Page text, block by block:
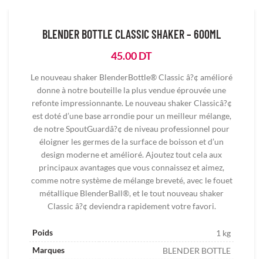
BLENDER BOTTLE CLASSIC SHAKER – 600ML
45.00DT
Le nouveau shaker BlenderBottle® Classic â?¢ amélioré
donne à notre bouteille la plus vendue éprouvée une
refonte impressionnante. Le nouveau shaker Classicâ?¢
est doté d’une base arrondie pour un meilleur mélange,
de notre SpoutGuardâ?¢ de niveau professionnel pour
éloigner les germes de la surface de boisson et d’un
design moderne et amélioré. Ajoutez tout cela aux
principaux avantages que vous connaissez et aimez,
comme notre système de mélange breveté, avec le fouet
métallique BlenderBall®, et le tout nouveau shaker
Classic â?¢ deviendra rapidement votre favori.
Poids
1 kg
Marques
BLENDER BOTTLE